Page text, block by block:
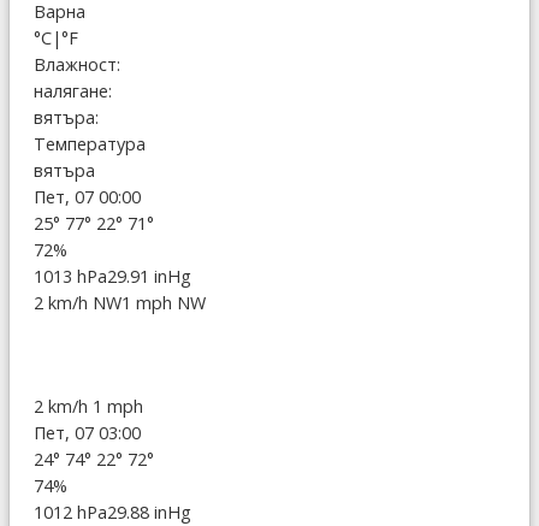
Варна
°C|°F
Влажност:
налягане:
вятъра:
Температура
вятъра
Пет, 07 00:00
25° 77° 22° 71°
72%
1013 hPa29.91 inHg
2 km/h NW1 mph NW
2 km/h 1 mph
Пет, 07 03:00
24° 74° 22° 72°
74%
1012 hPa29.88 inHg